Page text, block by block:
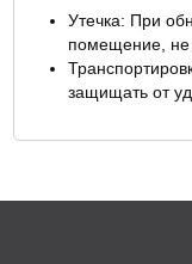
Утечка: При
помещение, не
защищать от